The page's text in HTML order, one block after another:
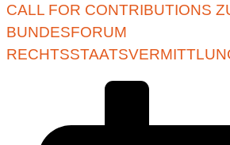
CALL FOR CONTRIBUTIONS
BUNDESFORUM